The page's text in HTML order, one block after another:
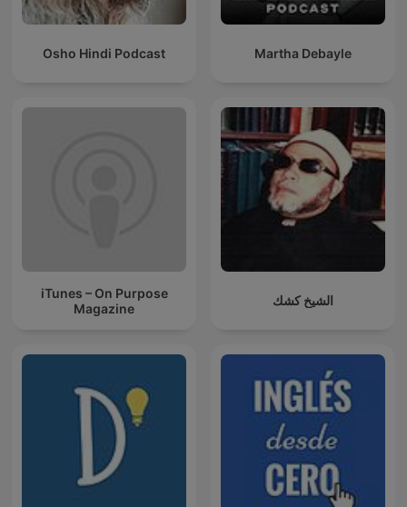
Osho Hindi Podcast Martha Debayle
iTunes – On Purpose
Magazine
الشيخ كشك